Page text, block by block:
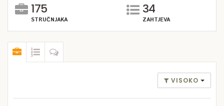
175
STRUČNJAKA
34
ZAHTJEVA
VISOKO